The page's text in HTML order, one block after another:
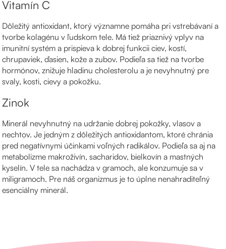
Vitamín C
Dôležitý antioxidant, ktorý významne pomáha pri vstrebávaní a
tvorbe kolagénu v ľudskom tele. Má tiež priaznivý vplyv na
imunitní systém a prispieva k dobrej funkcii ciev, kostí,
chrupaviek, ďasien, kože a zubov. Podieľa sa tiež na tvorbe
hormónov, znižuje hladinu cholesterolu a je nevyhnutný pre
svaly, kosti, cievy a pokožku.
Zinok
Minerál nevyhnutný na udržanie dobrej pokožky, vlasov a
nechtov. Je jedným z dôležitých antioxidantom, ktoré chránia
pred negatívnymi účinkami voľných radikálov. Podieľa sa aj na
metabolizme makroživín, sacharidov, bielkovín a mastných
kyselín. V tele sa nachádza v gramoch, ale konzumuje sa v
miligramoch. Pre náš organizmus je to úplne nenahraditeľný
esenciálny minerál.